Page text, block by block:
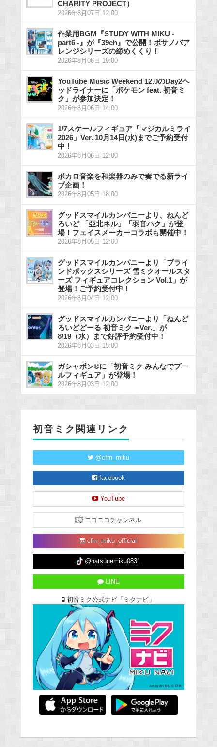
CHARITY PROJECT）
2026年8月07日 12:00
作業用BGM『STUDY WITH MIKU -
part6 -』が『39ch』で公開！ボサノバア
レンジシリーズの締めくくり！
2026年8月06日 19:00
YouTube Music Weekend 12.0のDay2ヘ
ッドライナーに「ポケモン feat. 初音ミ
ク」が参加決定！
2026年8月06日 14:00
1/7スケールフィギュア「マジカルミライ
2026」Ver. 10月14日(水)までご予約受付
中！
2026年8月06日 12:00
ボカロ音楽を和楽器のみで奏でる新ライ
ブ企画！
2026年8月05日 18:00
グッドスマイルカンパニーより、ねんど
ろいど 「亞北ネル」「弱音ハク」が登
場！フェイスメーカーコラボも開催中！
2026年8月05日 12:00
グッドスマイルカンパニーより「ブライ
ンドボックスシリーズ 雪ミクオールスタ
ーズ フィギュアコレクション Vol.1」が
登場！ご予約受付中！
2026年8月04日 12:00
グッドスマイルカンパニーより「ねんど
ろいどどーる 初音ミク ∞Ver.」が
8/19（水）まで好評予約受付中！
2026年8月03日 15:00
ガシャポン®に「初音ミク みんなでプー
ルフィギュア」が登場！
2026年8月03日 12:00
初音ミク関連リンク
@cfm_miku
facebook
YouTube
ニコニコチャンネル
cfm_miku_official
@hatsunemiku0831
LINE
初音ミク公式ナビ「ミクナビ」